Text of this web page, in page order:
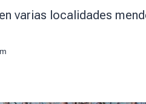
varias localidades